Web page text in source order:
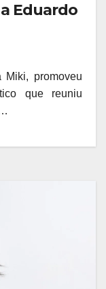
Eduardo
promoveu
que reuniu